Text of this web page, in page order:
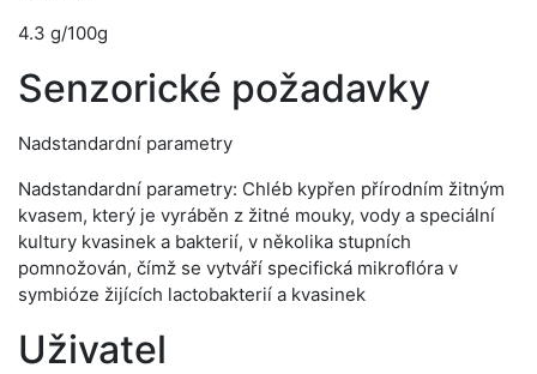
4.3 g/100g
Senzorické požadavky
Nadstandardní parametry
Nadstandardní parametry: Chléb kypřen přírodním žitným
kvasem, který je vyráběn z žitné mouky, vody a speciální
kultury kvasinek a bakterií, v několika stupních
pomnožován, čímž se vytváří specifická mikroflóra v
symbióze žijících lactobakterií a kvasinek
Uživatel